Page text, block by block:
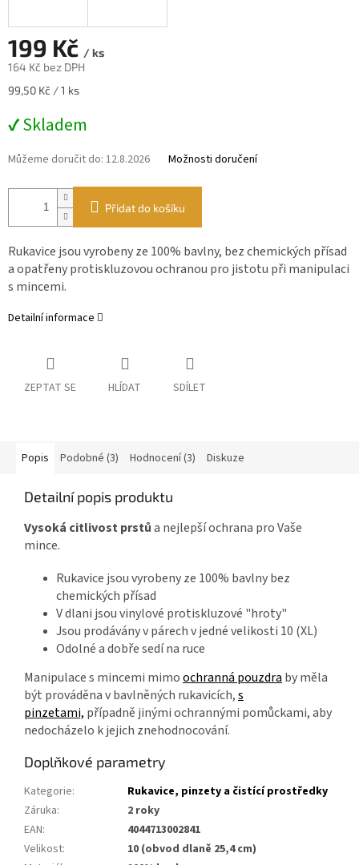
199 Kč / ks
164 Kč bez DPH
Měrná
99,50 Kč / 1 ks
✔ Skladem
Můžeme doručit do: 12.8.2026 Možnosti doručení
Přidat do košíku
Rukavice jsou vyrobeny ze 100% bavlny, bez chemických přísad
a opatřeny protiskluzovou ochranou pro jistotu při manipulaci
s mincemi.
Detailní informace
ZEPTAT SE HLÍDAT SDÍLET
Popis Podobné (3) Hodnocení (3) Diskuze
Detailní popis produktu
Vysoká citlivost prstůa nejlepší ochrana pro Vaše
mince.
Rukavice jsou vyrobeny ze 100% bavlny bez
chemických přísad
V dlani jsou vinylové protiskluzové "hroty"
Jsou prodávány v párech v jedné velikosti 10 (XL)
Odolné a dobře sedí na ruce
Manipulace s mincemi mimoochranná pouzdra by měla
být prováděna v bavlněných rukavicích,s
pinzetami, případně jinými ochrannými pomůckami, aby
nedocházelo k jejich znehodnocování.
Doplňkové parametry
Kategorie:
Rukavice, pinzety a čistící prostředky
Záruka:
2 roky
EAN:
4044713002841
Velikost:
10 (obvod dlaně 25,4 cm)